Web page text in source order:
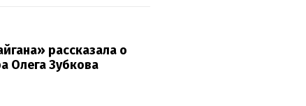
рассказала о
Олега Зубкова